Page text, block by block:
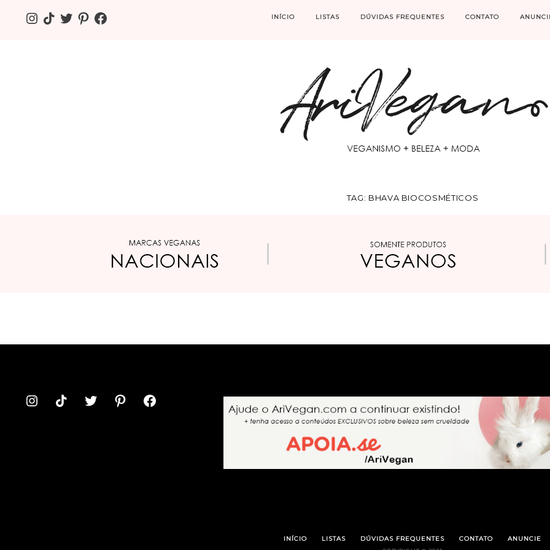
INSTAGRAM
TIKTOKTWITTERPINTERESTFACEBOOK INÍCIO LISTAS DÚVIDAS FREQUENTES CONTATO
TAG: BHAVA BIOCOSMÉTICOS
INSTAGRAMTIKTOK TWITTER PINTERESTFACEBOOK
INÍCIO LISTAS DÚVIDAS FREQUENTES CONTATO ANUNCIE